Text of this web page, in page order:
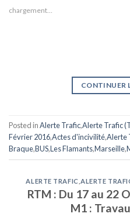
chargement…
CONTINUER
Posted inAlerte Trafic,Alerte Trafic
Février 2016,Actes d'incivilité,Alerte
Braque,BUS,Les Flamants,Marseille,
ALERTE TRAFIC ALERTE
RTM : Du 17 au 22
M1 :